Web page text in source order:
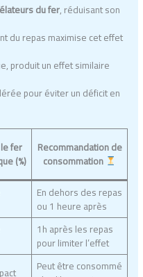
du fer, réduisant son
du repas maximise cet effet
produit un effet similaire
pour éviter un déficit en
fer
(%)
Recommandation de
consommation
En dehors des repas
ou 1 heure après
1h après les repas
pour limiter l’effet
Peut être consommé